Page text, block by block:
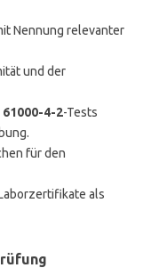
Nennung relevanter
und der
61000-4-2-Tests
für den
als